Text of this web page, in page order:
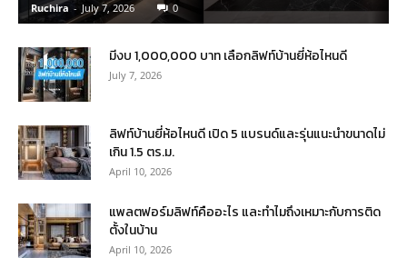
Ruchira - July 7, 2026 0
มีงบ 1,000,000 บาท เลือกลิฟท์บ้านยี่ห้อไหนดี
July 7, 2026
ลิฟท์บ้านยี่ห้อไหนดี เปิด 5 แบรนด์และรุ่นแนะนำขนาดไม่
เกิน 1.5 ตร.ม.
April 10, 2026
แพลตฟอร์มลิฟท์คืออะไร และทำไมถึงเหมาะกับการติด
ตั้งในบ้าน
April 10, 2026